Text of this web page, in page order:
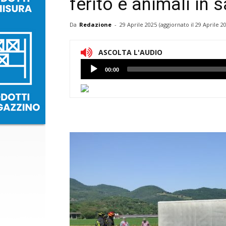
ferito e animali in
Da Redazione - 29 Aprile 2025 (aggiornato il 29 Aprile
ASCOLTA L'AUDIO
Lettore
Audio
00:00